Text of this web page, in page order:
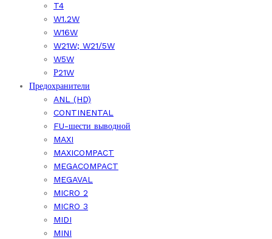
T4
W1.2W
W16W
W21W; W21/5W
W5W
Р21W
Предохранители
ANL (HD)
CONTINENTAL
FU-шести выводной
MAXI
MAXICOMPACT
MEGACOMPACT
MEGAVAL
MICRO 2
MICRO 3
MIDI
MINI